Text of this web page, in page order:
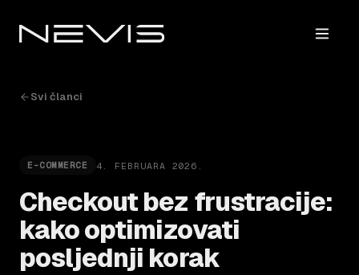
Svi članci
E-COMMERCE 4. FEBRUARA 2026.
Checkout bez frustracije:
kako optimizovati
posljednji korak